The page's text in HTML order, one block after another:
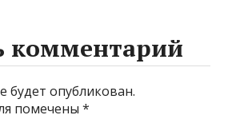
комментарий
будет опубликован.
помечены*